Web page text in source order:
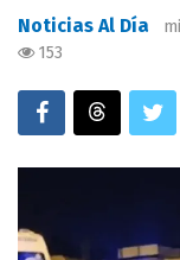
Noticias Al Día
153